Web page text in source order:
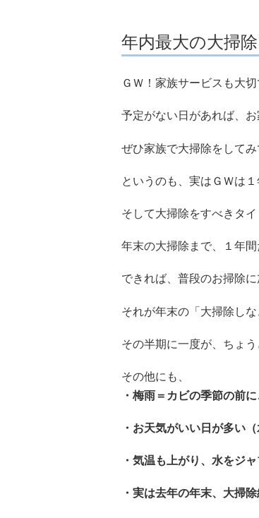
年内最大の大掃
ＧＷ！家族サービスも大切
予定がない日があれば、
ぜひ家族で大掃除をして
というのも、実はＧＷは
そして大掃除をすべきタイ
年末の大掃除まで、１年
できれば、普段のお掃除
それが年末の「大掃除し
その半期に一度が、ちょ
その他にも、
・梅雨＝カビの季節の前
・お天気がいい日が多い
・気温も上がり、水をジ
・実は去年の年末、大掃